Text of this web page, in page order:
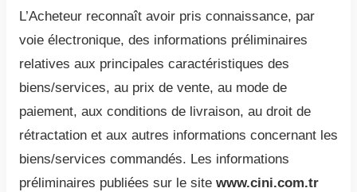
L’Acheteur reconnaît avoir pris connaissance, par
voie électronique, des informations préliminaires
relatives aux principales caractéristiques des
biens/services, au prix de vente, au mode de
paiement, aux conditions de livraison, au droit de
rétractation et aux autres informations concernant les
biens/services commandés. Les informations
préliminaires publiées sur le site www.cini.com.tr